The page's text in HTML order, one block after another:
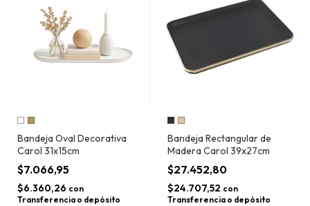
Bandeja Oval Decorativa
Carol 31x15cm
$7.066,95
$6.360,26 con
Transferencia o depósito
Bandeja Rectangular de
Madera Carol 39x27cm
$27.452,80
$24.707,52 con
Transferencia o depósito